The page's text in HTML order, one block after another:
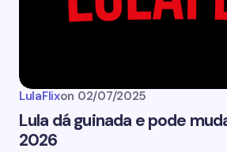
LulaFlixon 02/07/2025
Lula dá guinada e pode
2026